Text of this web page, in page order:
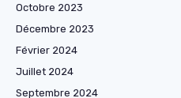
Octobre 2023
Décembre 2023
Février 2024
Juillet 2024
Septembre 2024